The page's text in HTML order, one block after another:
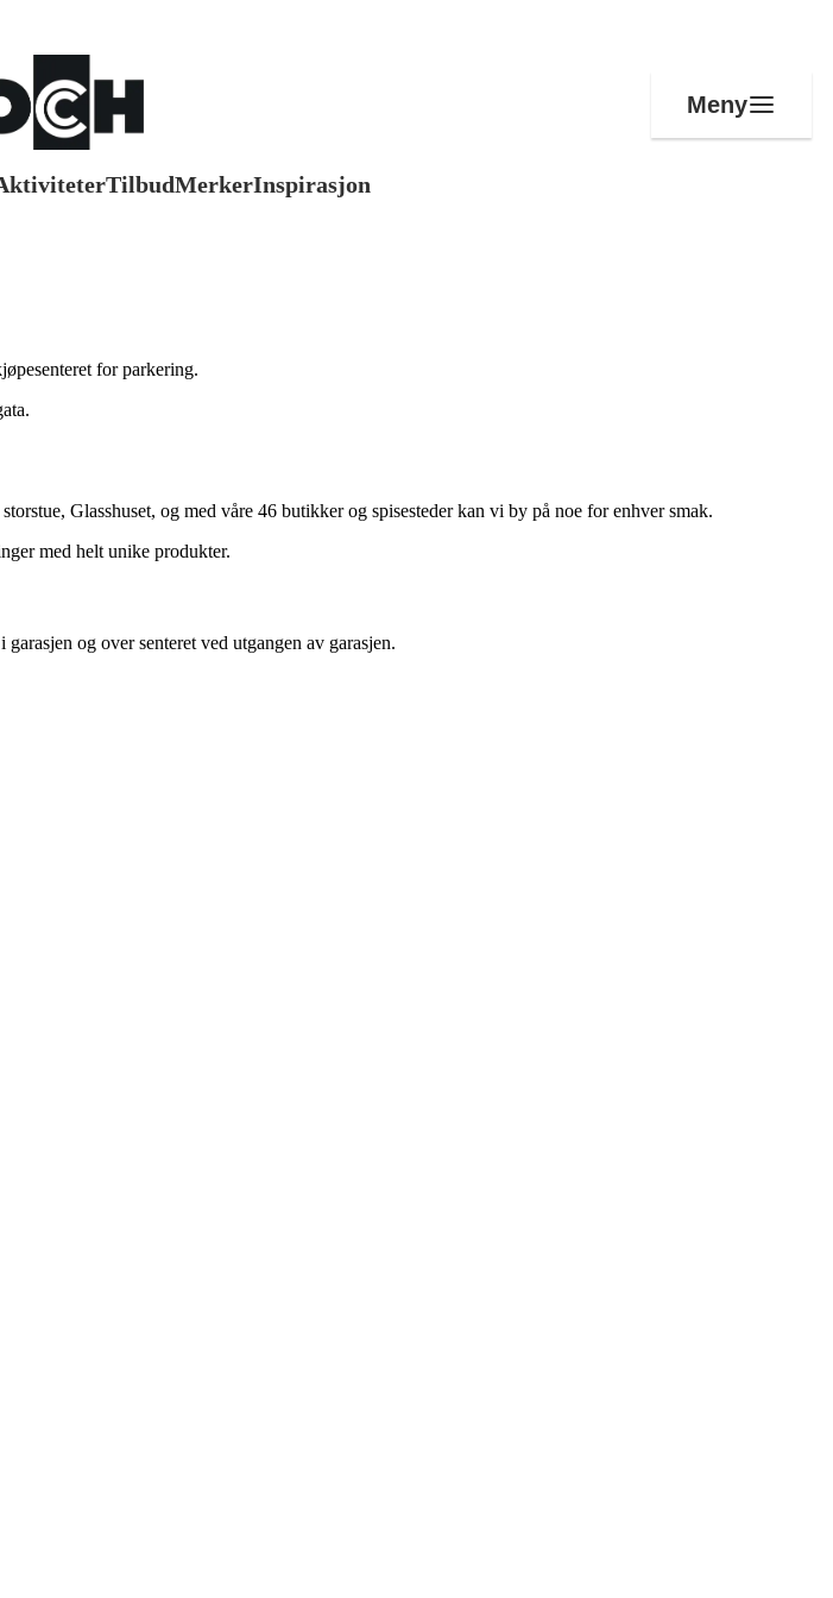
Meny
TilbudMerkerInspirasjon
for parkering.
Glasshuset, og med våre 46 butikker og spisesteder kan vi by på noe for enhver smak.
med helt unike produkter.
og over senteret ved utgangen av garasjen.